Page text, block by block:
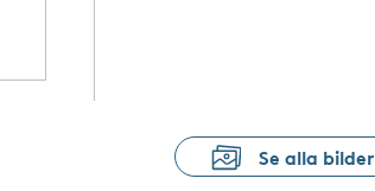
Se alla bilder